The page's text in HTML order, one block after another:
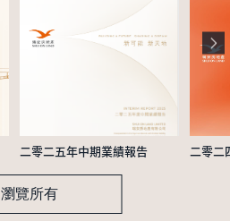
二零二五年中期業績報告 二零二
瀏覽所有